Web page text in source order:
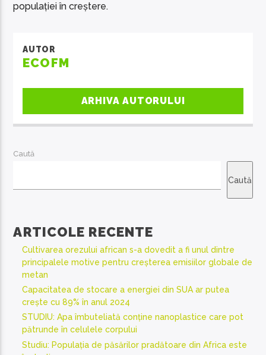
populației în creștere.
AUTOR
ECOFM
ARHIVA AUTORULUI
Caută
Caută
ARTICOLE RECENTE
Cultivarea orezului african s-a dovedit a fi unul dintre
principalele motive pentru creșterea emisiilor globale de
metan
Capacitatea de stocare a energiei din SUA ar putea
crește cu 89% în anul 2024
STUDIU: Apa îmbuteliată conține nanoplastice care pot
pătrunde în celulele corpului
Studiu: Populația de păsărilor pradătoare din Africa este